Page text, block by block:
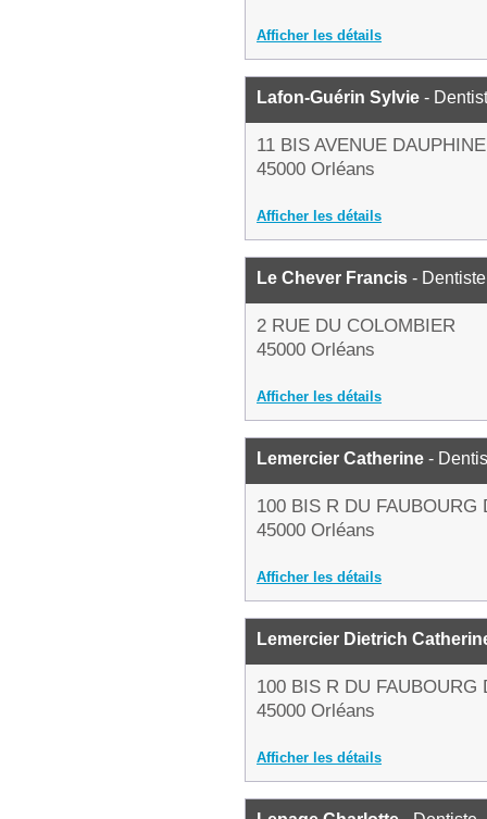
Afficher les détails
Lafon-Guérin Sylvie -
11 BIS AVENUE DAUPHINE
45000 Orléans
Afficher les détails
Le Chever Francis - Dentiste
2 RUE DU COLOMBIER
45000 Orléans
Afficher les détails
Lemercier Catherine -
100 BIS R DU FAUBOURG
45000 Orléans
Afficher les détails
Lemercier Dietrich
100 BIS R DU FAUBOURG
45000 Orléans
Afficher les détails